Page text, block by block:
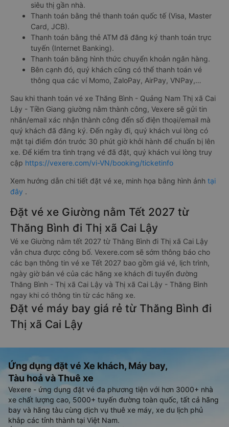
siêu thị gần nhà.
Thanh toán bằng thẻ thanh toán quốc tế (Visa, Master
Card, JCB).
Thanh toán bằng thẻ ATM đã đăng ký thanh toán trực
tuyến (Internet Banking).
Thanh toán bằng hình thức chuyển khoản ngân hàng.
Bên cạnh đó, quý khách cũng có thể thanh toán vé
thông qua các ví Momo, ZaloPay, AirPay, VNPay,…
Sau khi thanh toán vé xe Thăng Bình - Quảng Nam Thị xã Cai
Lậy - Tiền Giang giường nằm thành công, Vexere sẽ gửi tin
nhắn/email xác nhận thành công đến số điện thoại/email mà
quý khách đã đăng ký. Đến ngày đi, quý khách vui lòng có
mặt tại điểm đón trước 30 phút giờ khởi hành để chuẩn bị lên
xe. Để kiểm tra tình trạng vé đã đặt, quý khách vui lòng truy
cập https://vexere.com/vi-VN/booking/ticketinfo
Xem hướng dẫn chi tiết đặt vé xe, minh họa bằng hình ảnh tại
đây .
Đặt vé xe Giường nằm Tết 2027 từ
Thăng Bình đi Thị xã Cai Lậy
Vé xe Giường nằm tết 2027 từ Thăng Bình đi Thị xã Cai Lậy
vẫn chưa được công bố. Vexere.com sẽ sớm thông báo cho
các bạn thông tin vé xe Tết 2027 bao gồm giá vé, lịch trình,
ngày giờ bán vé của các hãng xe khách đi tuyến đường
Thăng Bình - Thị xã Cai Lậy và Thị xã Cai Lậy - Thăng Bình
ngay khi có thông tin từ các hãng xe.
Đặt vé máy bay giá rẻ từ Thăng Bình đi
Thị xã Cai Lậy
Ứng dụng đặt vé Xe khách, Máy bay,
Tàu hoả và Thuê xe
Vexere - ứng dụng đặt vé đa phương tiện với hơn 3000+ nhà
xe chất lượng cao, 5000+ tuyến đường toàn quốc, tất cả hãng
bay và hãng tàu cùng dịch vụ thuê xe máy, xe du lịch phủ
khắp các tỉnh thành tại Việt Nam.